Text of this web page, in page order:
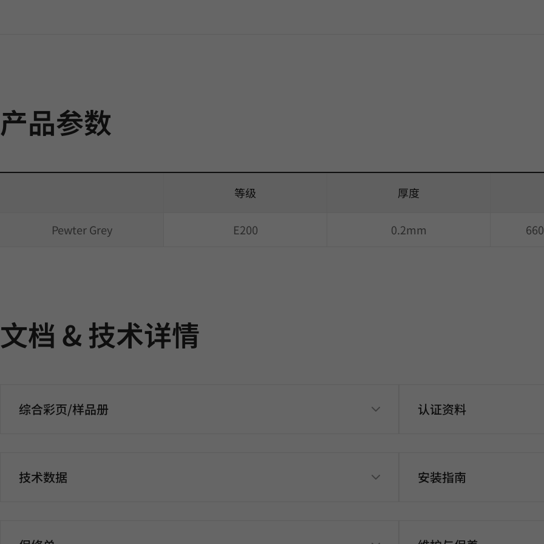
产品参数
等级 厚度
Pewter Grey E200 0.2mm
文档 & 技术详情
综合彩页/样品册
技术数据
认证资料
安装指南